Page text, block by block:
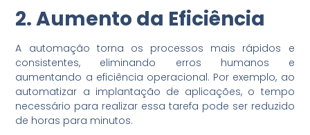
2. Aumento da Eficiência
A automação torna os processos mais rápidos e
consistentes, eliminando erros humanos e
aumentando a eficiência operacional. Por exemplo, ao
automatizar a implantação de aplicações, o tempo
necessário para realizar essa tarefa pode ser reduzido
de horas para minutos.